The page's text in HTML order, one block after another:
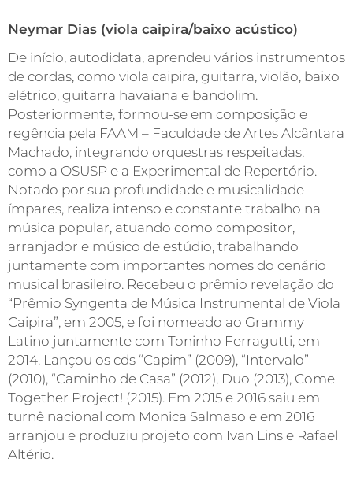
Neymar Dias (viola caipira/baixo acústico)
De início, autodidata, aprendeu vários instrumentos
de cordas, como viola caipira, guitarra, violão, baixo
elétrico, guitarra havaiana e bandolim.
Posteriormente, formou-se em composição e
regência pela FAAM – Faculdade de Artes Alcântara
Machado, integrando orquestras respeitadas,
como a OSUSP e a Experimental de Repertório.
Notado por sua profundidade e musicalidade
ímpares, realiza intenso e constante trabalho na
música popular, atuando como compositor,
arranjador e músico de estúdio, trabalhando
juntamente com importantes nomes do cenário
musical brasileiro. Recebeu o prêmio revelação do
“Prêmio Syngenta de Música Instrumental de Viola
Caipira”, em 2005, e foi nomeado ao Grammy
Latino juntamente com Toninho Ferragutti, em
2014. Lançou os cds “Capim” (2009), “Intervalo”
(2010), “Caminho de Casa” (2012), Duo (2013), Come
Together Project! (2015). Em 2015 e 2016 saiu em
turnê nacional com Monica Salmaso e em 2016
arranjou e produziu projeto com Ivan Lins e Rafael
Altério.